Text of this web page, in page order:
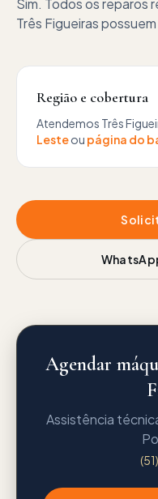
Sim. Todos os reparos
Três Figueiras
Região e cobertura
Atendemos Três
Lesteou página do
Agendar
Assistência